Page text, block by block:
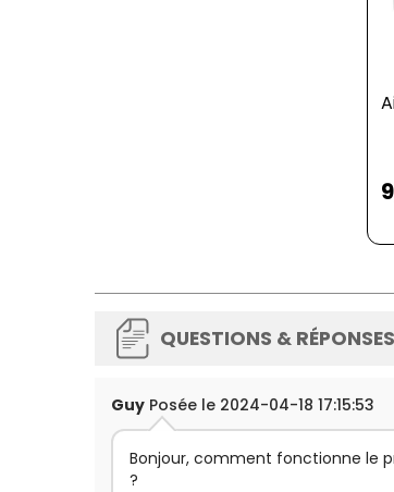
QUESTIONS & RÉPONSES
Guy Posée le 2024-04-18 17:15:53
Bonjour, comment fonctionne le
?